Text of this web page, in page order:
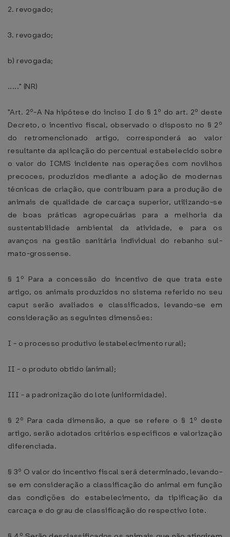
2. revogado;
3. revogado;
b) revogada;
....." (NR)
"Art. 2º-A Na hipótese do inciso I do § 1º do art. 2º deste
Decreto, o incentivo fiscal, observado o disposto no § 2º
do retromencionado artigo, corresponderá ao valor
resultante da aplicação do percentual estabelecido sobre
o valor do ICMS incidente nas operações com novilhos
precoces, produzidos mediante a adoção de modernas
técnicas de criação, que contribuam para a produção de
animais de qualidade de carcaça superior, utilizando-se
de boas práticas agropecuárias para a melhoria da
sustentabilidade ambiental da atividade, e para os
avanços na gestão sanitária individual do rebanho sul-
mato-grossense.
§ 1º Para a concessão do incentivo de que trata este
artigo, os animais produzidos no sistema referido no seu
caput serão avaliados e classificados, levando-se em
consideração as seguintes dimensões:
I - o processo produtivo (estabelecimento rural);
II - o produto obtido (animal);
III - a padronização do lote (uniformidade).
§ 2º Para cada dimensão, a que se refere o § 1º deste
artigo, serão adotados critérios específicos e valorização
diferenciada.
§ 3º O valor do incentivo fiscal será determinado, levando-
se em consideração a classificação do animal em função
das condições do estabelecimento, da tipificação da
carcaça e do grau de classificação do respectivo lote.